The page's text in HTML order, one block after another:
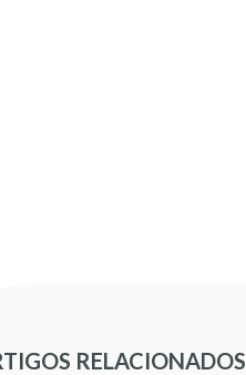
RELACIONADOS